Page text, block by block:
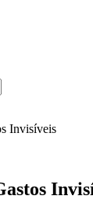
Invisíveis